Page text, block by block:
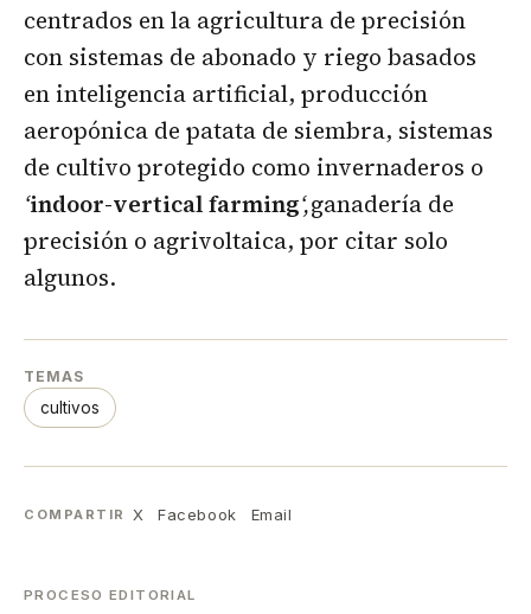
centrados en la agricultura de precisión
con sistemas de abonado y riego basados
en inteligencia artificial, producción
aeropónica de patata de siembra, sistemas
de cultivo protegido como invernaderos o
‘indoor-vertical farming‘,ganadería de
precisión o agrivoltaica, por citar solo
algunos.
TEMAS
cultivos
COMPARTIR X Facebook Email
PROCESO EDITORIAL